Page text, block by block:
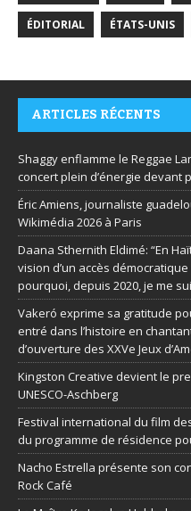
ÉDITORIAL ÉTATS-UNIS
ARTICLES RÉCENTS
Shaggy enflamme le Reggae
concert plein d’énergie devant
Éric Amiens, journaliste
Wikimédia 2026 à Paris
Daana Sthernith Eldimé: “En
vision d’un accès
pourquoi, depuis 2020, je me
Vakeró exprime sa gratitude
entré dans l’histoire en
d’ouverture des XXVe Jeux
Kingston Creative devient le
UNESCO-Aschberg
Festival international du film
du programme de résidence
Nacho Estrella présente son
Rock Café